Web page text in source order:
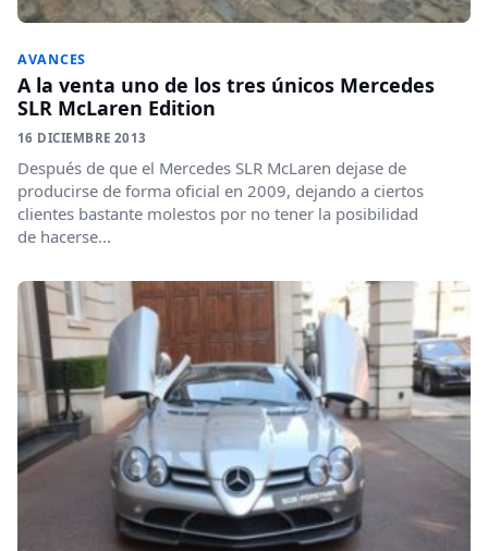
AVANCES
A la venta uno de los tres únicos Mercedes
SLR McLaren Edition
16 DICIEMBRE 2013
Después de que el Mercedes SLR McLaren dejase de
producirse de forma oficial en 2009, dejando a ciertos
clientes bastante molestos por no tener la posibilidad
de hacerse...